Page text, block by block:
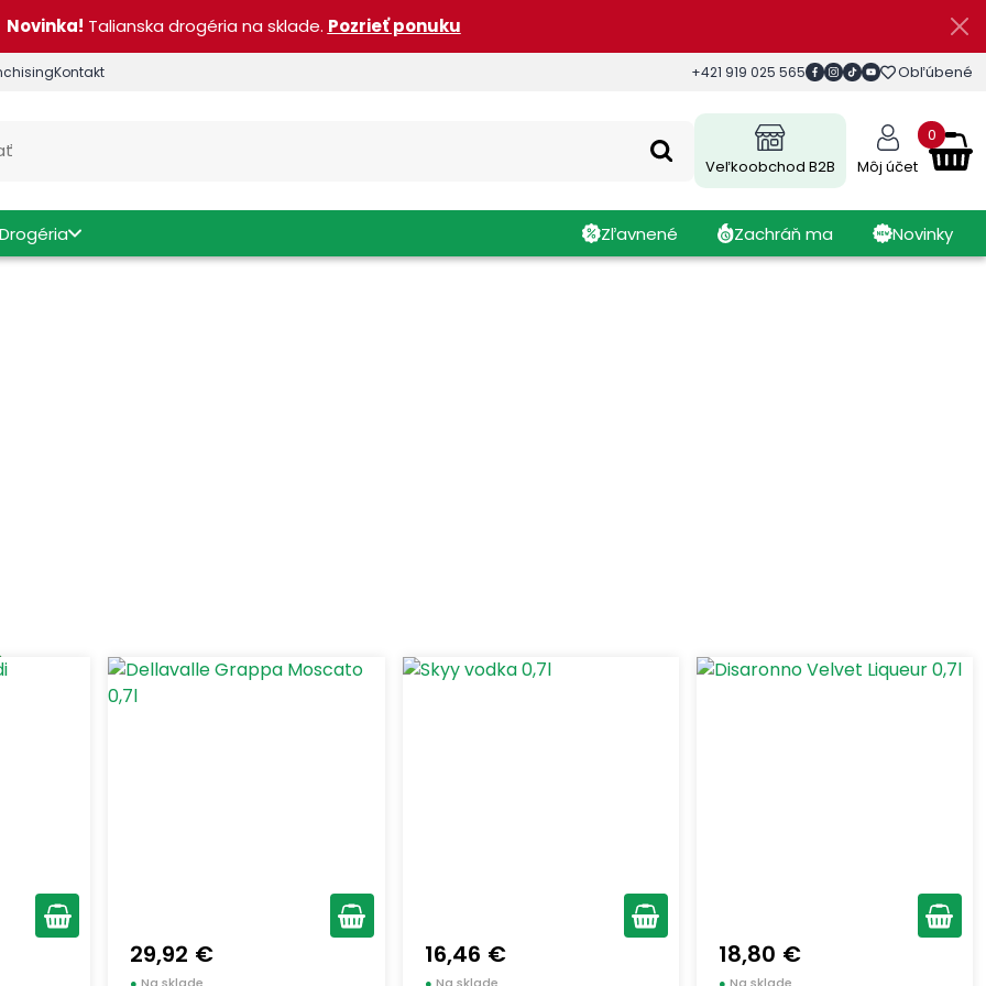
Novinka! Talianska drogéria na sklade. Pozrieť ponuku
Kontakt +421 919 025 565 Obľúbené
Veľkoobchod B2B Môj účet
0
Drogéria Zľavnené Zachráň ma Novinky
29,92 €
●Na sklade
16,46 €
● Na sklade
18,80 €
● Na sklade